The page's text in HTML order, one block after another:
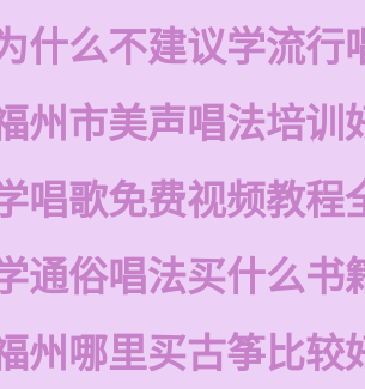
什么不建议学流行
州市美声唱法培训
唱歌免费视频教程
通俗唱法买什么书
州哪里买古筝比较